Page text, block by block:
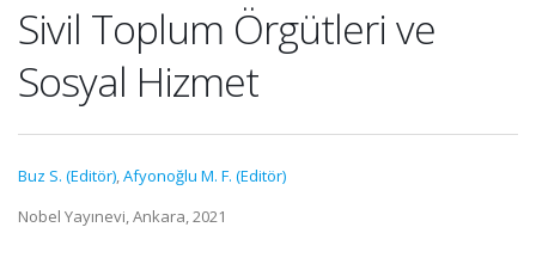
Sivil Toplum Örgütleri ve
Sosyal Hizmet
Buz S. (Editör),Afyonoğlu M. F. (Editör)
Nobel Yayınevi, Ankara, 2021